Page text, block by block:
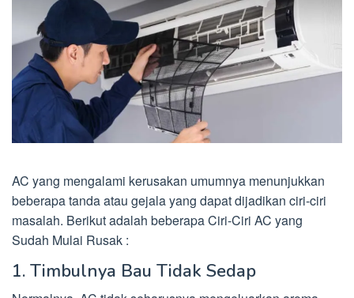
AC yang mengalami kerusakan umumnya menunjukkan
beberapa tanda atau gejala yang dapat dijadikan ciri-ciri
masalah. Berikut adalah beberapa Ciri-Ciri AC yang
Sudah Mulai Rusak :
1. Timbulnya Bau Tidak Sedap